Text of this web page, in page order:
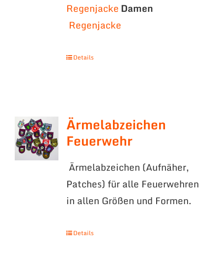
RegenjackeDamen
Regenjacke
Details
Ärmelabzeichen
Feuerwehr
Ärmelabzeichen (Aufnäher,
Patches) für alle Feuerwehren
in allen Größen und Formen.
Details